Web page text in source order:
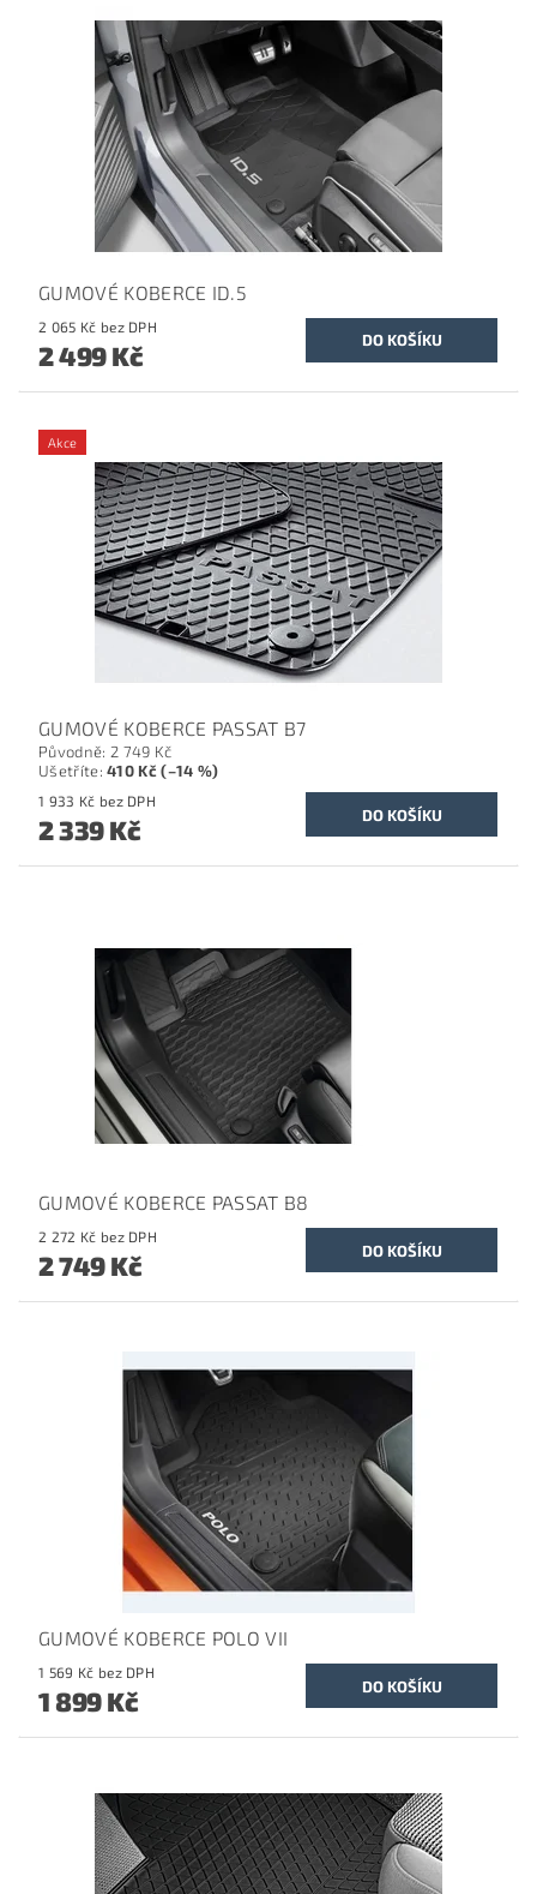
GUMOVÉ KOBERCE ID.5
2 065 Kč bez DPH
2 499 Kč
Akce
GUMOVÉ KOBERCE PASSAT B7
Původně: 2 749 Kč
Ušetříte:410 Kč (–14 %)
1 933 Kč bez DPH
2 339 Kč
GUMOVÉ KOBERCE PASSAT B8
2 272 Kč bez DPH
2 749 Kč
GUMOVÉ KOBERCE POLO VII
1 569 Kč bez DPH
1 899 Kč